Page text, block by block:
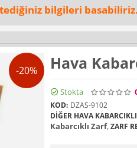
bilgileri
-20% Hava
Stokta
KOD: DZAS-9102
DIĞER HAVA
Kabarcıklı Zarf,ZARF